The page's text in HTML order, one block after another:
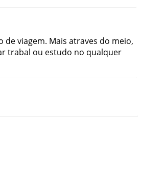
deviagem. Mais atraves do meio,
trabal ou estudo no qualquer